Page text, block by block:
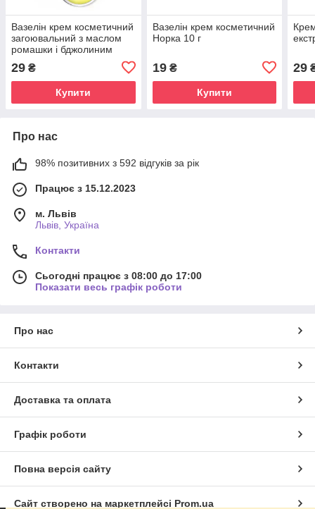
Вазелін крем косметичний
загоювальний з маслом
ромашки і бджолиним
29 ₴
Купити
Вазелін крем косметичний
Норка 10 г
19₴
Купити
29
Про нас
98% позитивних з 592 відгуків за рік
Працює з 15.12.2023
м. Львів
Львів, Україна
Контакти
Сьогодні працює з 08:00 до 17:00
Показати весь графік роботи
Про нас
Контакти
Доставка та оплата
Графік роботи
Повна версія сайту
Сайт створено на маркетплейсі Prom.ua